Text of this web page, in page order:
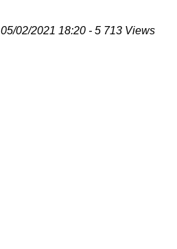
05/02/2021 18:20 - 5 713 Views